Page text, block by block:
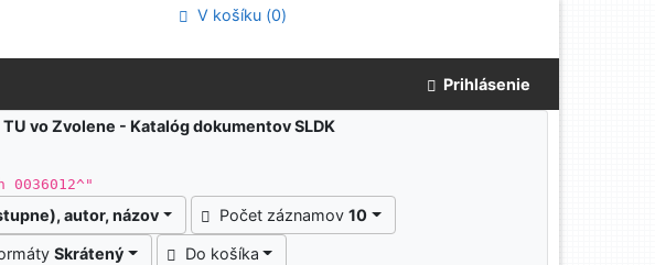
V košíku (0)
Prihlásenie
vo Zvolene - Katalóg dokumentov SLDK
0036012^"
autor, názov Počet záznamov10
Skrátený Do košíka